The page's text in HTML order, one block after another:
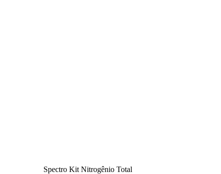
Spectro Kit Nitrogênio Total